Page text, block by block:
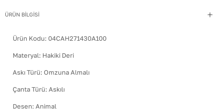
ÜRÜN BİLGİSİ
Ürün Kodu: 04CAH271430A100
Materyal: Hakiki Deri
Askı Türü: Omzuna Almalı
Çanta Türü: Askılı
Desen: Animal